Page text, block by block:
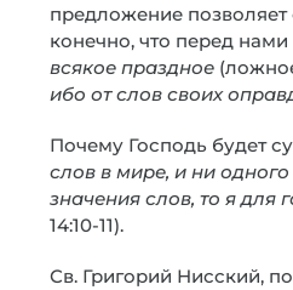
предложение
конечно, что перед
всякое праздное
ибо от слов своих
Почему Господь будет
слов в мире, и ни
значения слов, то я для
14:10-11).
Св. Григорий Нисский,